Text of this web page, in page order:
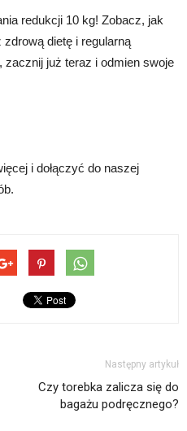
redukcji 10 kg! Zobacz, jak
dietę i regularną
już teraz i odmien swoje
i dołączyć do naszej
Następny artykuł
Czy torebka zalicza się do
bagażu podręcznego?